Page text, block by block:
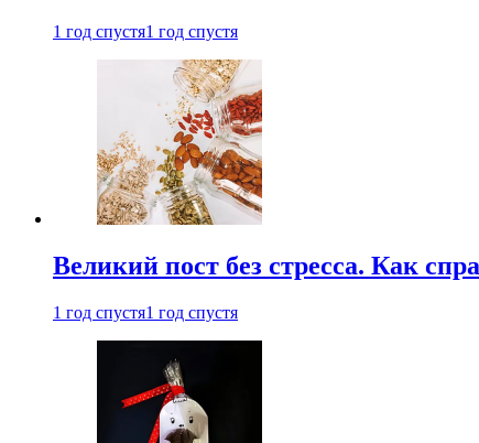
1 год спустя1 год спустя
Великий пост без стресса. Как
1 год спустя1 год спустя